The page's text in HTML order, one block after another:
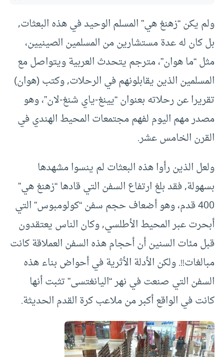
ولم يكن “زهنغ هي” المسلم الوحيد في هذه البعثات,
بل كان له عدة مستشارين من المسلمين الصينيين،
مثل “ما هوان”، مترجم يتحدث العربية ويتواصل مع
المسلمين الذين يقابلونهم في الرحلات, وكتب (هوان)
تقريرا عن رحلاته بعنوان “يينغ-ياي شنغ-لان”، وهو
مصدر مهم اليوم لفهم مجتمعات المحيط الهندي في
القرن الخامس عشر.
ولعل الذين رأوا هذه البعثات لم ينسوا مشهدها
بسهولة, فقد بلغ ارتفاع السفن التي قادها “زهنغ هي”
400 قدم، وهو أضعاف حجم سفن “كولومبوس” التي
أبحرت عبر المحيط الأطلسي, وكان الناس يعتقدون
قبل مئات السنين أن أحجام هذه السفن العملاقة كانت
مبالغات!!. ولكن الأدلة الأثرية في أحواض بناء هذه
السفن التي صنعت في نهر “اليانغتسى” تثبت أنها
كانت في الواقع أكبر من ملاعب كرة القدم الحديثة.